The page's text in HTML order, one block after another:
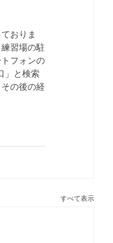
おりま
習場の駐
フォンの
」と検索
の後の経
すべて表示